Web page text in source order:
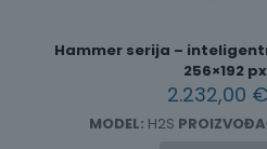
Hammer serija –
256×192
2.232,00 €
MODEL: H2S